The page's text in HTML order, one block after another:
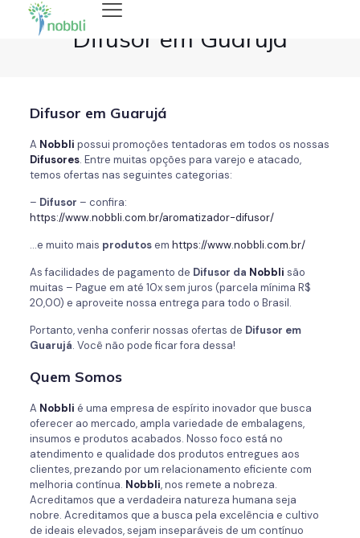
Difusor em Guarujá
Difusor em Guarujá
A Nobbli possui promoções tentadoras em todos os nossas
Difusores. Entre muitas opções para varejo e atacado,
temos ofertas nas seguintes categorias:
– Difusor – confira:
https://www.nobbli.com.br/aromatizador-difusor/
…e muito mais produtosem https://www.nobbli.com.br/
As facilidades de pagamento de Difusor da Nobbli são
muitas – Pague em até 10x sem juros (parcela mínima R$
20,00) e aproveite nossa entrega para todo o Brasil.
Portanto, venha conferir nossas ofertas de Difusor em
Guarujá. Você não pode ficar fora dessa!
Quem Somos
A Nobbli é uma empresa de espírito inovador que busca
oferecer ao mercado, ampla variedade de embalagens,
insumos e produtos acabados. Nosso foco está no
atendimento e qualidade dos produtos entregues aos
clientes, prezando por um relacionamento eficiente com
melhoria contínua. Nobbli, nos remete a nobreza.
Acreditamos que a verdadeira natureza humana seja
nobre. Acreditamos que a busca pela excelência e cultivo
de ideais elevados, sejam inseparáveis de um contínuo